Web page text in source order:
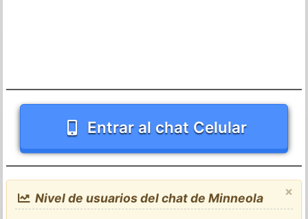
Entrar al chat Celular
×
Nivel de usuarios del chat de Minneola